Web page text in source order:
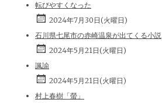
転びやすくなった
2024年7月30日(火曜日)
石川県七尾市の赤崎温泉が出てくる小説
2024年5月21日(火曜日)
諷諭
2024年5月21日(火曜日)
村上春樹「螢」